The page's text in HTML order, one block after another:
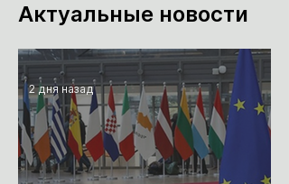
идут деньги?
Актуальные новости
2 дня назад